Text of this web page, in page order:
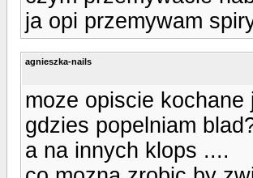
ja opi przemywam
agnieszka-nails
moze opiscie
gdzies popelniam
a na innych klops ....